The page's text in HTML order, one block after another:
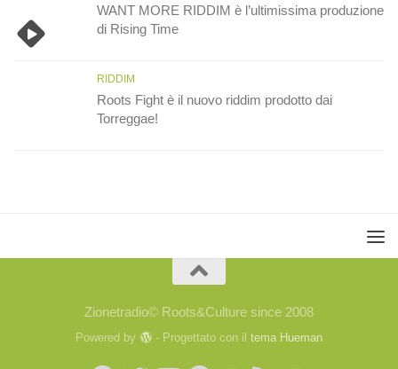
WANT MORE RIDDIM è l’ultimissima produzione
di Rising Time
RIDDIM
Roots Fight è il nuovo riddim prodotto dai
Torreggae!
Zionetradio© Roots&Culture since 2008
Powered by - Progettato con il tema Hueman